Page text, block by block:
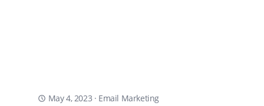
May 4, 2023 · Email Marketing